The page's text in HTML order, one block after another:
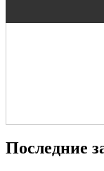
Последние